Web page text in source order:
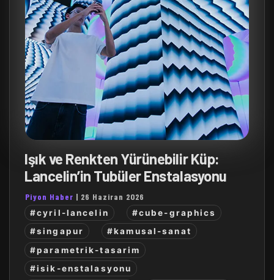
Işık ve Renkten Yürünebilir Küp:
Lancelin’in Tubüler Enstalasyonu
Piyon Haber | 26 Haziran 2026
#cyril-lancelin
#cube-graphics
#singapur
#kamusal-sanat
#parametrik-tasarim
#isik-enstalasyonu